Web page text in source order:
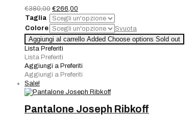
€380,00 Il
prezzo
originale
era:
€380,00.
€266,00
prezzo
attuale
è:
€266,00.
Taglia
Colore
Svuota
Tuta
joseph
Ribkoff
quantità
Aggiungi al carrello Added Choose options Sold out
Lista Preferiti
Lista Preferiti
Aggiungi a Preferiti
Aggiungi a Preferiti
Sale!
Pantalone Joseph Ribkoff